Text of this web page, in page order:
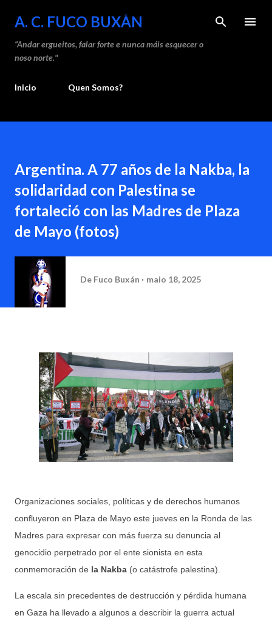
Saltar ao contido principal
A. C. FUCO BUXÁN
“Andar ergueitos, falar forte e nunca máis esquecer o
noso norte."
Inicio Quen Somos?
Argentina. A 77 años de la Nakba, la
solidaridad con Palestina se
fortaleció con las Madres de Plaza
de Mayo (fotos)
De Fuco Buxán maio 18, 2025
Organizaciones sociales, políticas y de derechos humanos
confluyeron en Plaza de Mayo este jueves en la Ronda de las
Madres para expresar con más fuerza su denuncia al
genocidio perpetrado por el ente sionista en esta
conmemoración de la Nakba (o catástrofe palestina).
La escala sin precedentes de destrucción y pérdida humana
en Gaza ha llevado a algunos a describir la guerra actual